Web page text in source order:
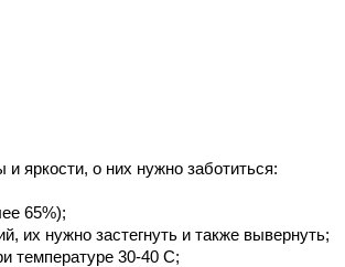
яркости, о них нужно заботиться:
65%);
их нужно застегнуть и также вывернуть;
температуре 30-40 С;